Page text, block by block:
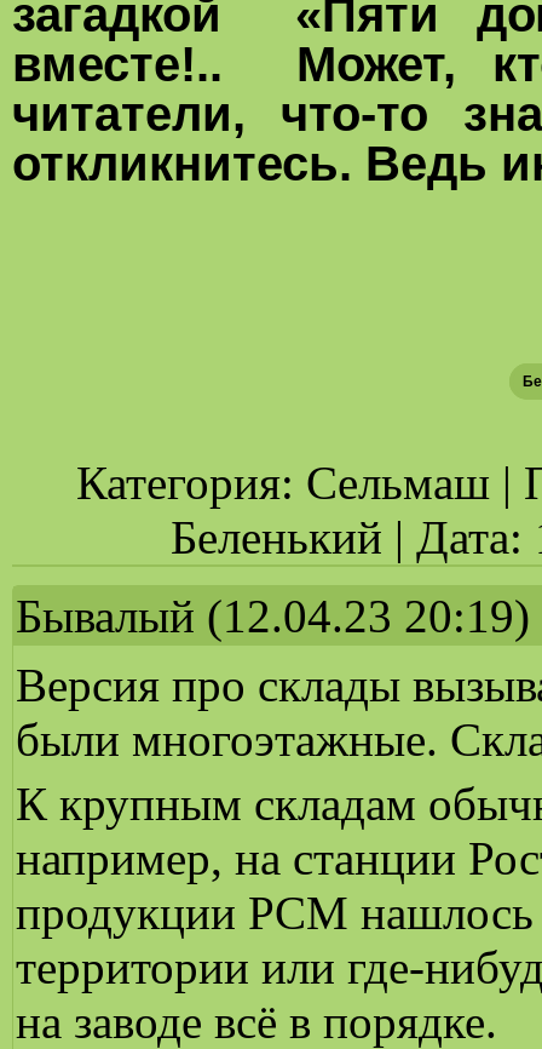
загадкой «Пяти
вместе!.. Может,
читатели, что-то
откликнитесь. Ведь
Категория: Сельмаш |
Беленький |
Бывалый (12.04.23 20:19)
Версия про склады
были многоэтажные.
К крупным складам
например, на станции
продукции РСМ нашлось
территории или где-
на заводе всё в порядке.